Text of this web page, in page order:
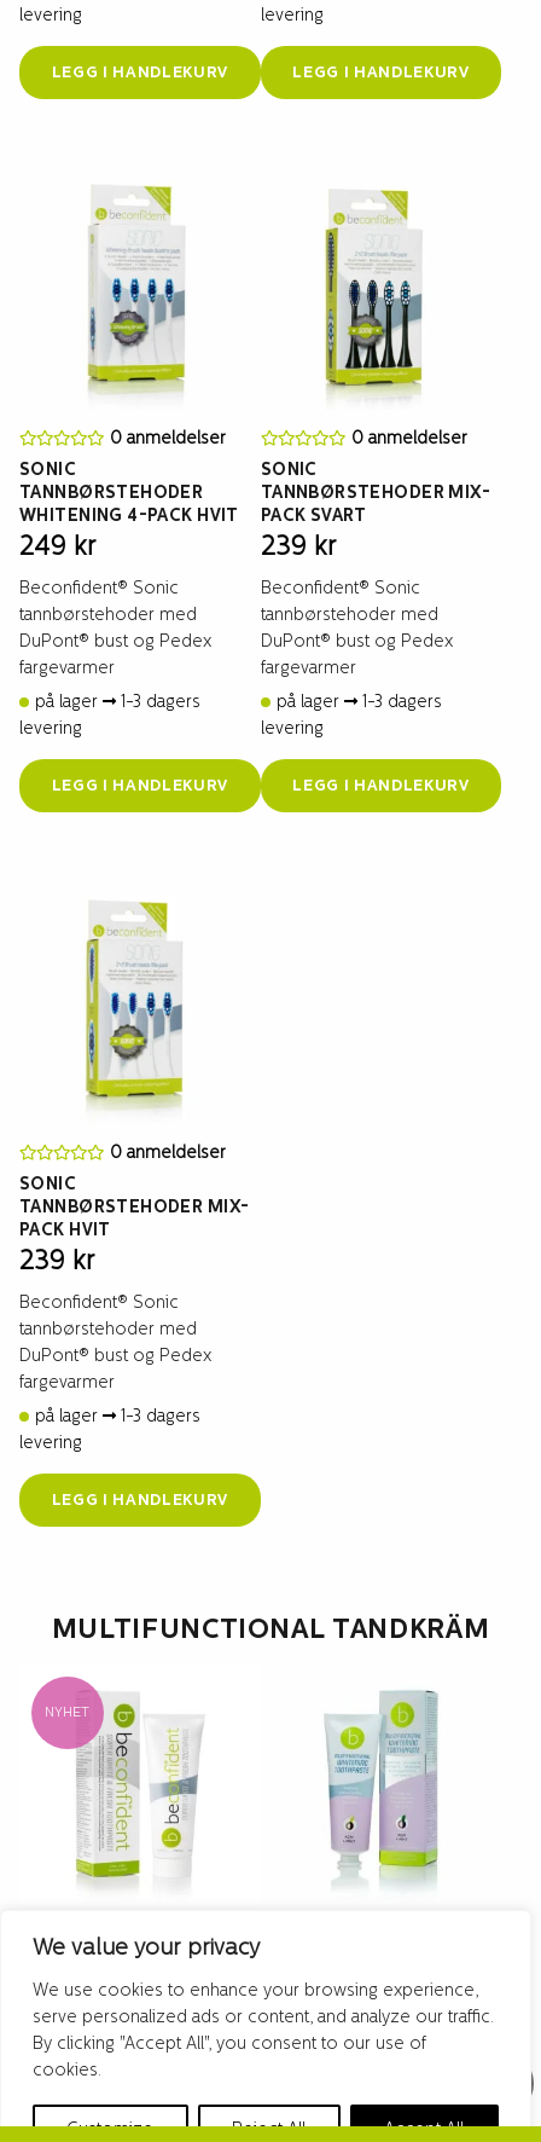
We value your privacy
We use cookies to enhance your browsing experience,
serve personalized ads or content, and analyze our traffic.
By clicking "Accept All", you consent to our use of
cookies.
Customize Reject All Accept All
levering
LEGG I HANDLEKURV
levering
LEGG I HANDLEKURV
0 anmeldelser
SONIC
TANNBØRSTEHODER
WHITENING 4-PACK HVIT
249 kr
Beconfident® Sonic
tannbørstehoder med
DuPont® bust og Pedex
fargevarmer
på lager
1-3 dagers
levering
LEGG I HANDLEKURV
0 anmeldelser
SONIC
TANNBØRSTEHODER MIX-
PACK SVART
239 kr
Beconfident® Sonic
tannbørstehoder med
DuPont® bust og Pedex
fargevarmer
på lager
1-3 dagers
levering
LEGG I HANDLEKURV
0 anmeldelser
SONIC
TANNBØRSTEHODER MIX-
PACK HVIT
239 kr
Beconfident® Sonic
tannbørstehoder med
DuPont® bust og Pedex
fargevarmer
på lager
1-3 dagers
levering
LEGG I HANDLEKURV
MULTIFUNCTIONAL TANDKRÄM
NYHET
4 anmeldelser
TOOTHPASTE
89kr
Vår absolutt nyeste og beste
WHITENING TANNPASTA
ACAI + MINT
59kr
blekingstannkrem for hvitere,